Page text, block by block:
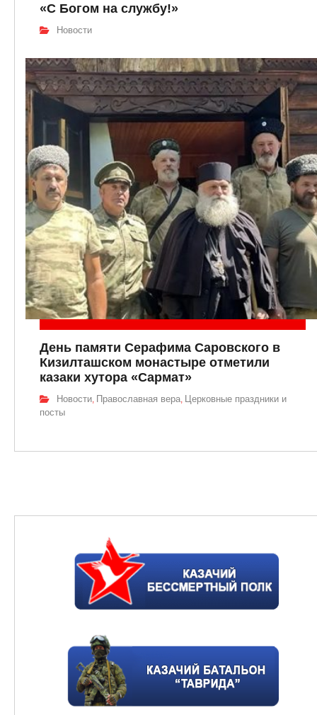
«С Богом на службу!»
Новости
День памяти Серафима Саровского в
Кизилташском монастыре отметили
казаки хутора «Сармат»
Новости, Православная вера, Церковные праздники и
посты